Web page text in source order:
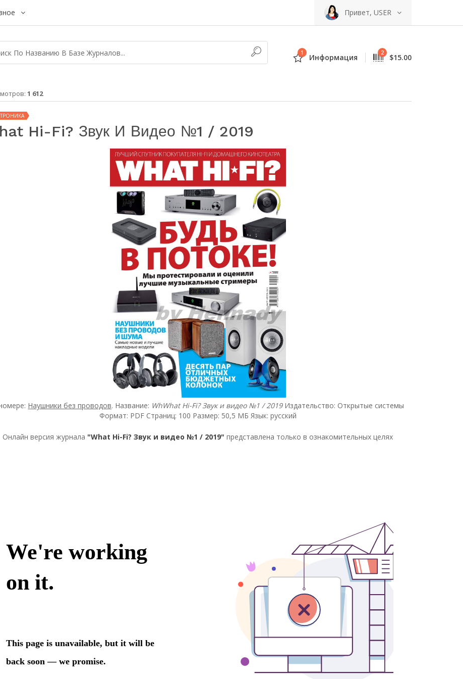
Привет, USER
1 Информация 2 $15.00
1 612
Hi-Fi? Звук И Видео №1 / 2019
Наушники без проводов. Название: WhWhat Hi-Fi? Звук и видео №1 / 2019Издательство: Открытые системы
Формат: PDF Страниц: 100 Размер: 50,5 МБ Язык: русский
Онлайн версия журнала "What Hi-Fi? Звук и видео №1 / 2019" представлена только в ознакомительных целях